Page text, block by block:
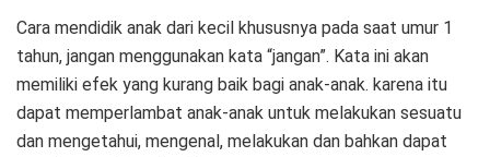
Cara mendidik anak dari kecil khususnya pada saat umur 1
tahun, jangan menggunakan kata “jangan”. Kata ini akan
memiliki efek yang kurang baik bagi anak-anak. karena itu
dapat memperlambat anak-anak untuk melakukan sesuatu
dan mengetahui, mengenal, melakukan dan bahkan dapat